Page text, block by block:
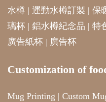
水樽 | 運動水樽訂製 | 保
璃杯 | 鋁水樽紀念品 | 特
廣告紙杯 | 廣告杯
Customization of
Mug Printing | Custom